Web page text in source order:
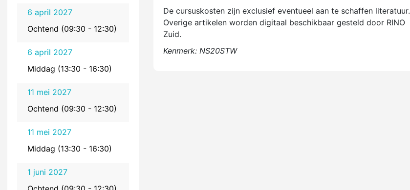
6 april 2027
Ochtend (09:30 - 12:30)
6 april 2027
Middag (13:30 - 16:30)
11 mei 2027
Ochtend (09:30 - 12:30)
11 mei 2027
Middag (13:30 - 16:30)
1 juni 2027
De cursuskosten zijn exclusief eventueel aan te schaffen literatuur.
Overige artikelen worden digitaal beschikbaar gesteld door RINO
Zuid.
Kenmerk: NS20STW